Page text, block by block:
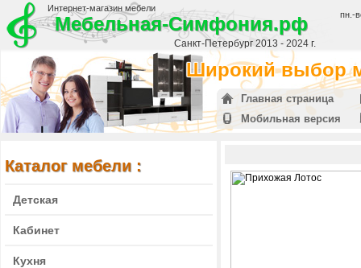
Интернет-магазин мебели
Мебельная-Симфония.рф
Санкт-Петербург 2013 - 2024 г.
пн.-
Широкий выбор
Главная страница
Мобильная версия
Каталог мебели :
Детская
Кабинет
Кухня